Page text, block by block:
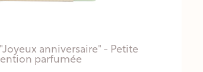
anniversaire" - Petite
parfumée